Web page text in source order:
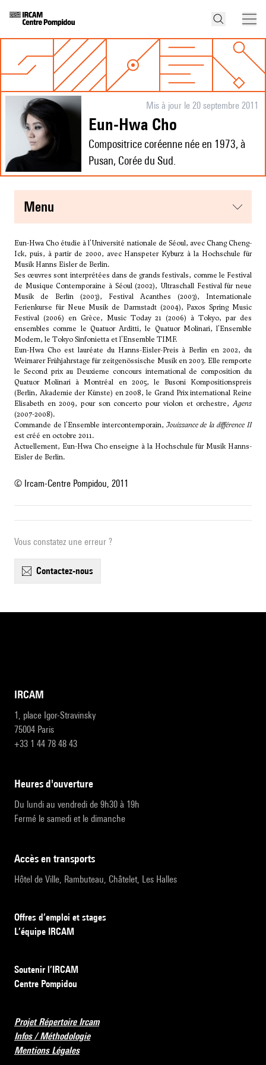
Mis à jour le 20 septembre 2011
Eun-Hwa Cho
Compositrice coréenne née en 1973, à
Pusan, Corée du Sud.
menu
Eun-Hwa Cho étudie à l'Université nationale de Séoul, avec Chang Cheng-
Ick, puis, à partir de 2000, avec Hanspeter Kyburz à la Hochschule für
Musik Hanns Eisler de Berlin.
Ses œuvres sont interprétées dans de grands festivals, comme le Festival
de Musique Contemporaine à Séoul (2002), Ultraschall Festival für neue
Musik de Berlin (2003), Festival Acanthes (2003), Internationale
Ferienkurse für Neue Musik de Darmstadt (2004), Paxos Spring Music
Festival (2006) en Grèce, Music Today 21 (2006) à Tokyo, par des
ensembles comme le Quatuor Arditti, le Quatuor Molinari, l'Ensemble
Modern, le Tokyo Sinfonietta et l'Ensemble TIMF.
Eun-Hwa Cho est lauréate du Hanns-Eisler-Preis à Berlin en 2002, du
Weimarer Frühjahrstage für zeitgenössische Musik en 2003. Elle remporte
le Second prix au Deuxieme concours international de composition du
Quatuor Molinari à Montréal en 2005, le Busoni Kompositionspreis
(Berlin, Akademie der Künste) en 2008, le Grand Prix international Reine
Elisabeth en 2009, pour son concerto pour violon et orchestre,Agens
(2007-2008).
Commande de l'Ensemble intercontemporain, Jouissance de la différence II
est créé en octobre 2011.
Actuellement, Eun-Hwa Cho enseigne à la Hochschule für Musik Hanns-
Eisler de Berlin.
© Ircam-Centre Pompidou, 2011
Vous constatez une erreur ?
contactez-nous
IRCAM
1, place Igor-Stravinsky
75004 Paris
+33 1 44 78 48 43
heures d'ouverture
Du lundi au vendredi de 9h30 à 19h
Fermé le samedi et le dimanche
accès en transports
Hôtel de Ville, Rambuteau, Châtelet, Les Halles
Offres d’emploi et stages
L’équipe IRCAM
Soutenir l’IRCAM
Centre Pompidou
Projet Répertoire Ircam
Infos / Méthodologie
Mentions Légales